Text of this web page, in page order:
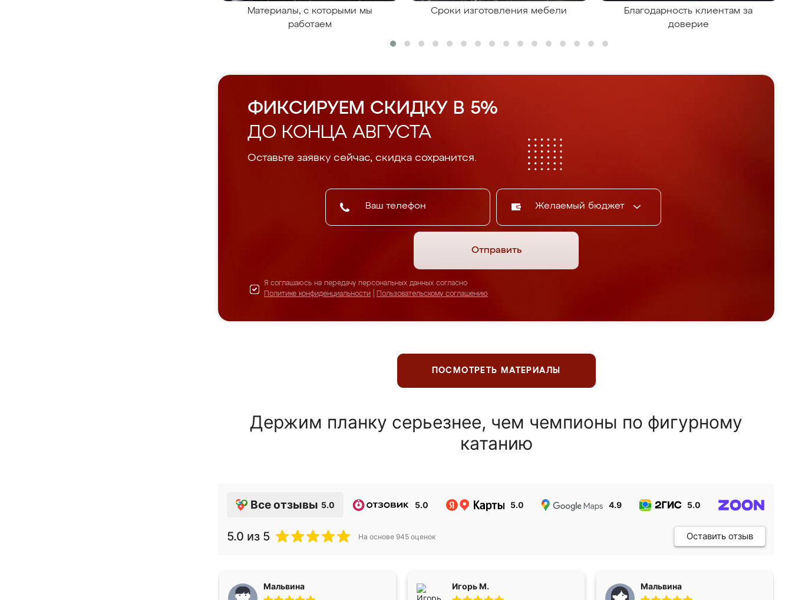
Материалы, с которыми мы
работаем
Сроки изготовления мебели
Благодарность клиентам за
доверие
ФИКСИРУЕМ СКИДКУ В 5%
ДО КОНЦА АВГУСТА
Оставьте заявку сейчас, скидка сохранится.
Желаемый бюджет
Отправить
Я соглашаюсь на передачу персональных данных согласно
Политике конфиденциальности
Пользовательскому соглашению
ПОСМОТРЕТЬ МАТЕРИАЛЫ
Держим планку серьезнее, чем чемпионы по фигурному
катанию
Все отзывы 5.0 5.0 5.0 4.9 5.0
5.0 из 5 На основе 945 оценок Оставить отзыв
Мальвина Игорь М. Мальвина